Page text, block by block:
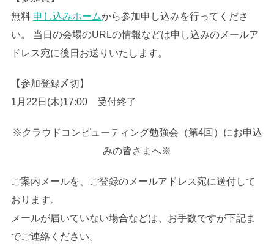
無料 申し込みホームから参加申し込みを行ってくださ
い。 当日の会場のURLの情報などは申し込みのメールア
ドレス宛に後日お送りいたします。
【参加登録〆切】
1月22日(木)17:00 受付終了
※クラウドコンピューティング勉強会（第4回）にお申込
みの皆さまへ※
ご案内メールを、ご登録のメールアドレス宛に送付して
おります。
メールが届いていない場合などは、お手数ですが下記ま
でご連絡ください。